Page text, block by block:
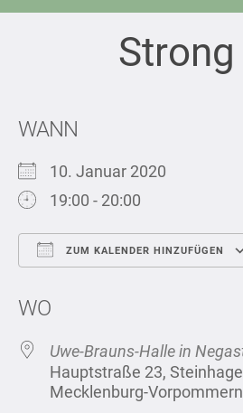
WANN
10. Januar 2020
19:00 - 20:00
ZUM KALENDER HINZUFÜGEN
WO
Uwe-Brauns-Halle in
Hauptstraße 23,
Mecklenburg-